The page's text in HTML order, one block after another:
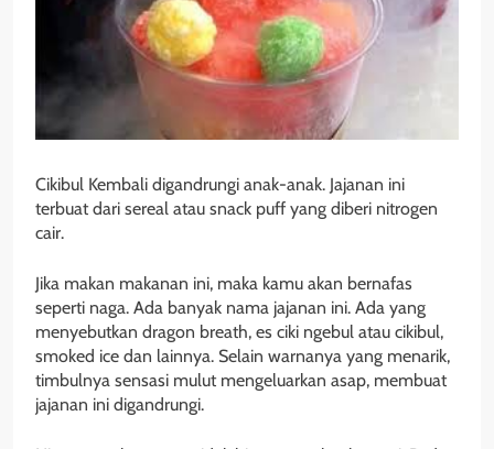
Cikibul Kembali digandrungi anak-anak. Jajanan ini
terbuat dari sereal atau snack puff yang diberi nitrogen
cair.
Jika makan makanan ini, maka kamu akan bernafas
seperti naga. Ada banyak nama jajanan ini. Ada yang
menyebutkan dragon breath, es ciki ngebul atau cikibul,
smoked ice dan lainnya. Selain warnanya yang menarik,
timbulnya sensasi mulut mengeluarkan asap, membuat
jajanan ini digandrungi.